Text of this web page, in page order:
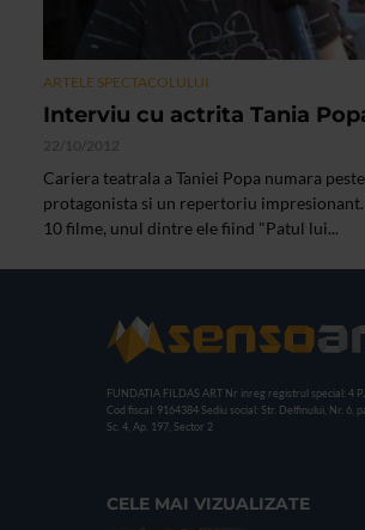
ARTELE SPECTACOLULUI
Interviu cu actrita Tania
22/10/2012
Cariera teatrala a Taniei Popa numara
protagonista si un repertoriu
10 filme, unul dintre ele fiind "Patul lui...
FUNDATIA FILDAS ART Nr inreg registrul special: 4
Cod fiscal: 9164384 Sediu social: Str. Delfinului, Nr. 6,
Sc. 4, Ap. 197, Sector 2
CELE MAI VIZUALIZATE